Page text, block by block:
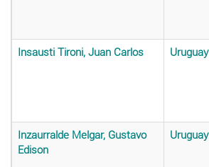
Insausti Tironi, Juan Carlos Uruguay
Inzaurralde Melgar, Gustavo
Edison
Uruguay